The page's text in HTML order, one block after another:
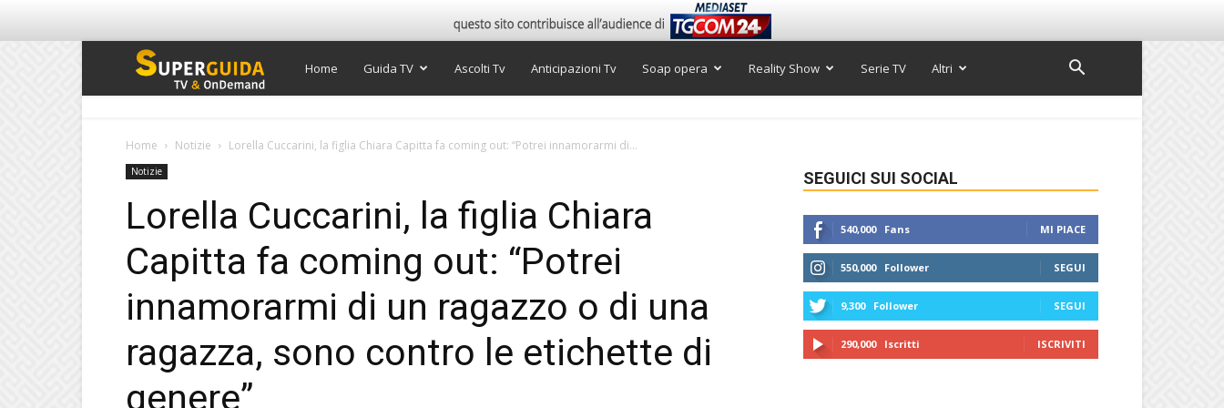
Super
Home Guida TV Ascolti Tv Anticipazioni Tv Soap opera Reality Show Serie TV Altri
Home Notizie Lorella Cuccarini, la figlia Chiara Capitta fa coming out: “Potrei innamorarmi di...
Notizie
Lorella Cuccarini, la figlia Chiara
Capitta fa coming out: “Potrei
innamorarmi di un ragazzo o di una
ragazza, sono contro le etichette di
genere”
SEGUICI SUI SOCIAL
540,000 Fans MI PIACE
550,000 Follower SEGUI
9,300 Follower SEGUI
290,000 Iscritti ISCRIVITI